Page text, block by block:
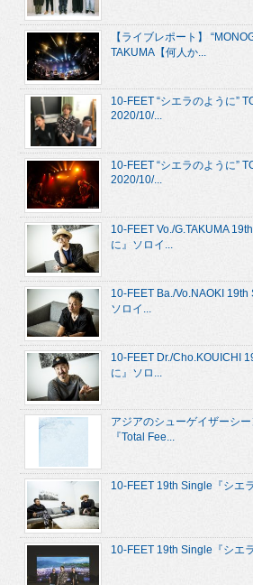
【ライブレポート】
TAKUMA【何人か...
10-FEET “シエラのように”
2020/10/...
10-FEET “シエラのように”
2020/10/...
10-FEET Vo./G.TAKUMA
に』ソロイ...
10-FEET Ba./Vo.NAOKI 19th
ソロイ...
10-FEET Dr./Cho.KOUICHI
に』ソロ...
アジアのシューゲイザーシ
『Total Fee...
10-FEET 19th Single『シエ
10-FEET 19th Single『シエ